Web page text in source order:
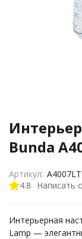
Bunda
4.8 Написать
Артикул:
Интерьерная
Lamp —